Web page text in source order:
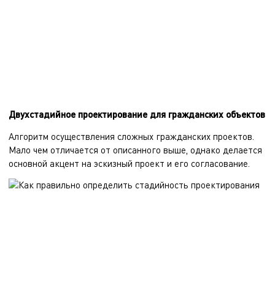
Двухстадийное проектирование для гражданских объектов
Алгоритм осуществления сложных гражданских проектов.
Мало чем отличается от описанного выше, однако делается
основной акцент на эскизный проект и его согласование.